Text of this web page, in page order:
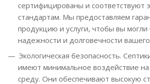
сертифицированы и соответствуют
стандартам. Мы предоставляем
продукцию и услуги, чтобы вы
надежности и долговечности
Экологическая безопасность.
имеют минимальное воздействие
среду. Они обеспечивают высокую